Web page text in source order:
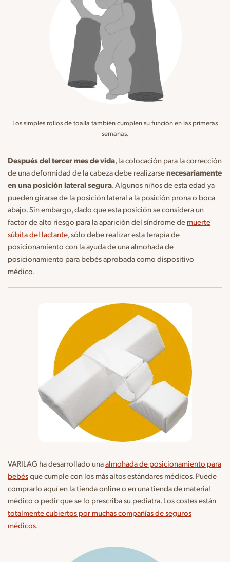
Los simples rollos de toalla también cumplen su función en las primeras
semanas.
Después del tercer mes de vida, la colocación para la corrección
de una deformidad de la cabeza debe realizarsenecesariamente
en una posición lateral segura. Algunos niños de esta edad ya
pueden girarse de la posición lateral a la posición prona o boca
abajo. Sin embargo, dado que esta posición se considera un
factor de alto riesgo para la aparición del síndrome de muerte
súbita del lactante, sólo debe realizar esta terapia de
posicionamiento con la ayuda de una almohada de
posicionamiento para bebés aprobada como dispositivo
médico.
VARILAG ha desarrollado unaalmohada de posicionamiento para
bebésque cumple con los más altos estándares médicos. Puede
comprarlo aquí en la tienda online o en una tienda de material
médico o pedir que se lo prescriba su pediatra. Los costes están
totalmente cubiertos por muchas compañías de seguros
médicos.